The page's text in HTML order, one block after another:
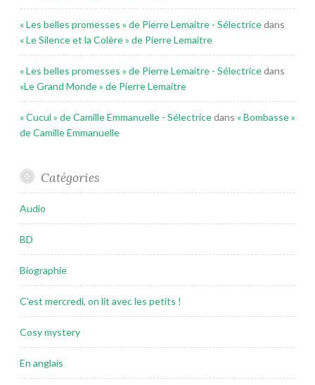
« Les belles promesses » de Pierre Lemaitre - Sélectricedans
« Le Silence et la Colère » de Pierre Lemaitre
« Les belles promesses » de Pierre Lemaitre - Sélectricedans
«Le Grand Monde » de Pierre Lemaitre
« Cucul » de Camille Emmanuelle - Sélectricedans « Bombasse »
de Camille Emmanuelle
Catégories
Audio
BD
Biographie
C'est mercredi, on lit avec les petits !
Cosy mystery
En anglais